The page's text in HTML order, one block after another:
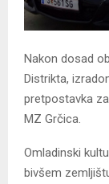
Nakon dosad
Distrikta,
pretpostavka
MZ Grčica.
Omladinski
bivšem